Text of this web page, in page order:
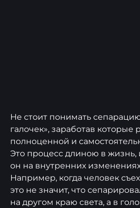
Не стоит понимать
галочек», заработав которые
полноценной и
Это процесс длиною в жизнь,
он на внутренних
Например, когда человек
это не значит, что
на другом краю света, а в